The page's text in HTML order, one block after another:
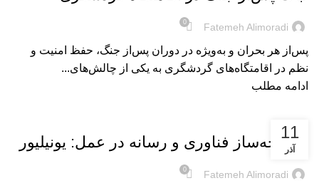
Fatemeh Alimoradi
0
پس‌از هر بحران و به‌ویژه در دوران پس‌از جنگ، حفظ امنیت و
نظم در اقامتگاه‌های گردشگری به یکی از چالش‌های...
ادامه مطلب
11
آذر
یکپارچه‌ساز فناوری و رسانه در عمل: یونیلیور
Fatemeh Alimoradi
0